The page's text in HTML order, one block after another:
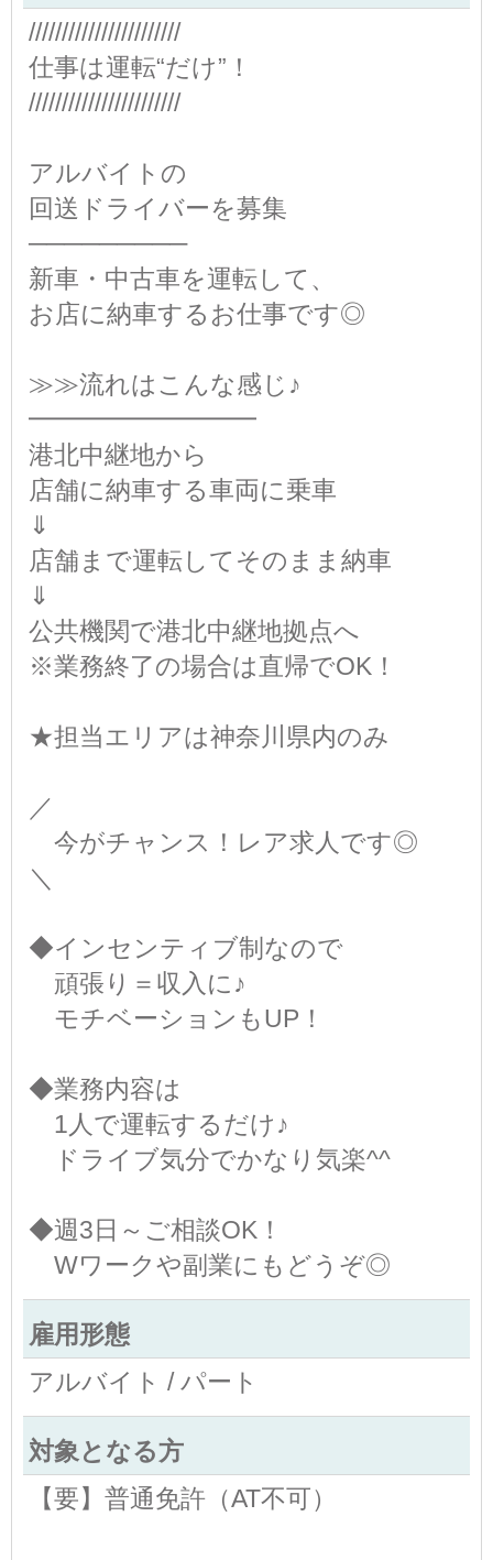
///////////////////////
仕事は運転“だけ”！
///////////////////////
アルバイトの
回送ドライバーを募集
─────────
新車・中古車を運転して、
お店に納車するお仕事です◎
≫≫流れはこんな感じ♪
━━━━━━━━━
港北中継地から
店舗に納車する車両に乗車
⇓
店舗まで運転してそのまま納車
⇓
公共機関で港北中継地拠点へ
※業務終了の場合は直帰でOK！
★担当エリアは神奈川県内のみ
／
今がチャンス！レア求人です◎
＼
◆インセンティブ制なので
頑張り＝収入に♪
モチベーションもUP！
◆業務内容は
1人で運転するだけ♪
ドライブ気分でかなり気楽^^
◆週3日～ご相談OK！
Wワークや副業にもどうぞ◎
雇用形態
アルバイト / パート
対象となる方
【要】普通免許（AT不可）